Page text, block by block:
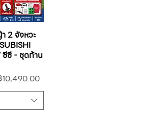
2 จังหวะ
ซี - ชุดก้าน
าคาขายลด
10,490.00